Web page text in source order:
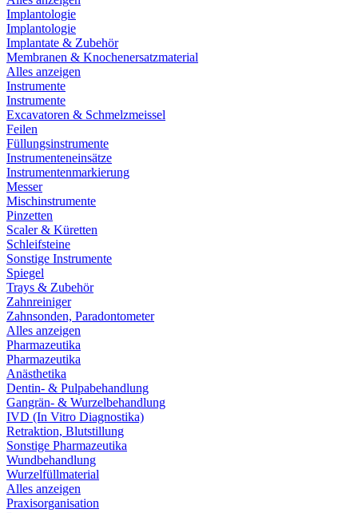
Implantologie
Implantologie
Implantate & Zubehör
Membranen & Knochenersatzmaterial
Alles anzeigen
Instrumente
Instrumente
Excavatoren & Schmelzmeissel
Feilen
Füllungsinstrumente
Instrumenteneinsätze
Instrumentenmarkierung
Messer
Mischinstrumente
Pinzetten
Scaler & Küretten
Schleifsteine
Sonstige Instrumente
Spiegel
Trays & Zubehör
Zahnreiniger
Zahnsonden, Paradontometer
Alles anzeigen
Pharmazeutika
Pharmazeutika
Anästhetika
Dentin- & Pulpabehandlung
Gangrän- & Wurzelbehandlung
IVD (In Vitro Diagnostika)
Retraktion, Blutstillung
Sonstige Pharmazeutika
Wundbehandlung
Wurzelfüllmaterial
Alles anzeigen
Praxisorganisation